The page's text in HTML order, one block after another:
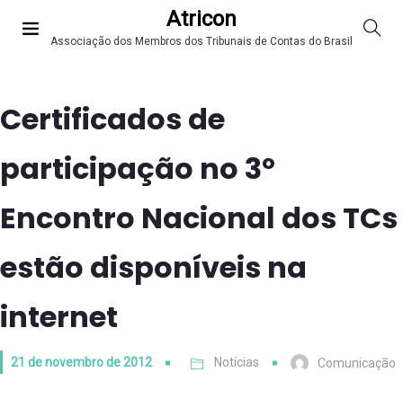
Atricon
Associação dos Membros dos Tribunais de Contas do Brasil
Certificados de
participação no 3º
Encontro Nacional dos TCs
estão disponíveis na
internet
21 de novembro de 2012 Notícias Comunicação